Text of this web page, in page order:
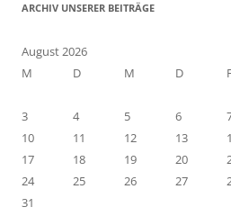
ARCHIV UNSERER BEITRÄGE
August 2026
M
D M D
3
4 5 6
10
11 12 13
17
18 19 20
24
25 26 27
31